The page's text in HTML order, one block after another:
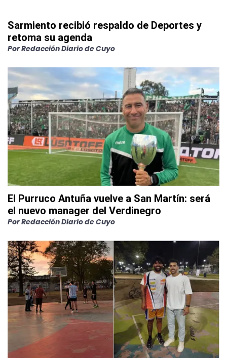
Sarmiento recibió respaldo de Deportes y
retoma su agenda
PorRedacción Diario de Cuyo
El Purruco Antuña vuelve a San Martín: será
el nuevo manager del Verdinegro
PorRedacción Diario de Cuyo